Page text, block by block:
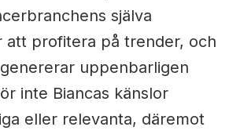
själva
att profitera på trender, och
uppenbarligen
inte Biancas känslor
eller relevanta, däremot